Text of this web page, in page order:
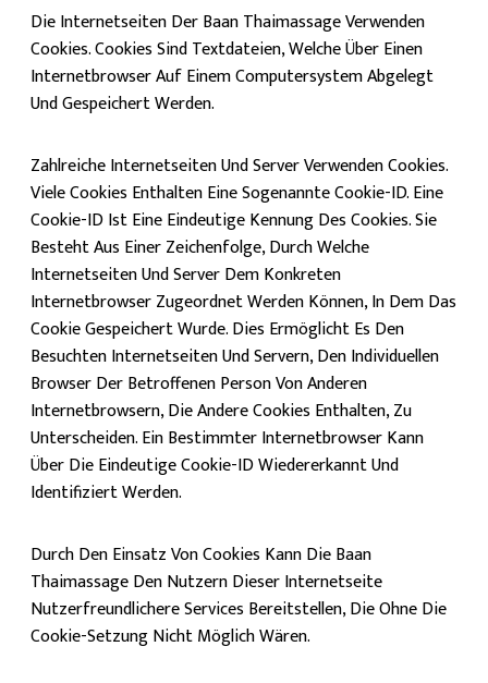
Die Internetseiten Der Baan Thaimassage Verwenden
Cookies. Cookies Sind Textdateien, Welche Über Einen
Internetbrowser Auf Einem Computersystem Abgelegt
Und Gespeichert Werden.
Zahlreiche Internetseiten Und Server Verwenden Cookies.
Viele Cookies Enthalten Eine Sogenannte Cookie-ID. Eine
Cookie-ID Ist Eine Eindeutige Kennung Des Cookies. Sie
Besteht Aus Einer Zeichenfolge, Durch Welche
Internetseiten Und Server Dem Konkreten
Internetbrowser Zugeordnet Werden Können, In Dem Das
Cookie Gespeichert Wurde. Dies Ermöglicht Es Den
Besuchten Internetseiten Und Servern, Den Individuellen
Browser Der Betroffenen Person Von Anderen
Internetbrowsern, Die Andere Cookies Enthalten, Zu
Unterscheiden. Ein Bestimmter Internetbrowser Kann
Über Die Eindeutige Cookie-ID Wiedererkannt Und
Identifiziert Werden.
Durch Den Einsatz Von Cookies Kann Die Baan
Thaimassage Den Nutzern Dieser Internetseite
Nutzerfreundlichere Services Bereitstellen, Die Ohne Die
Cookie-Setzung Nicht Möglich Wären.